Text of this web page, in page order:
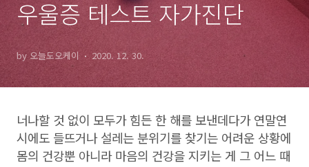
우울증 테스트 자가진단
by 오늘도오케이 2020. 12. 30.
너나할 것 없이 모두가 힘든 한 해를 보낸데다가 연말연
시에도 들뜨거나 설레는 분위기를 찾기는 어려운 상황에
몸의 건강뿐 아니라 마음의 건강을 지키는 게 그 어느 때